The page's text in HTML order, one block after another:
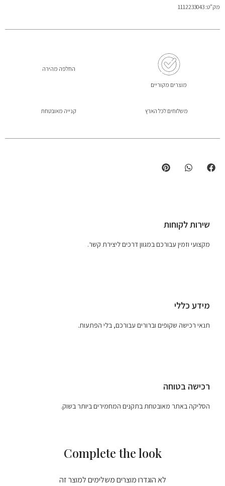
מק"ט: 1112233043
מוצרים מקוריים
החלפה מהירה
משלוחים לכל הארץ קנייה מאובטחת
שירות לקוחות
מקצועי וזמין עבורכם במגוון דרכים ליצירת קשר.
מידע כללי
תנאי רכישה שקופים וברורים עבורכם, בלי הפתעות.
רכישה בטוחה
הסליקה באתר מאובטחת בתקנים המחמירים ביותר בשוק.
Complete the look
לא הוגדרו מוצרים משלימים למוצר זה